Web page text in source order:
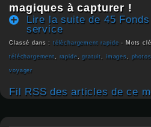
magiques à capturer !
Lire la suite de 45
service
Classé dans : téléchargement rapide - Mots
téléchargement rapide ,gratuit images photos
voyager
Fil RSS des articles de ce